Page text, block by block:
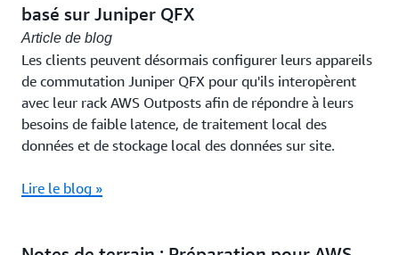
basé sur Juniper QFX
Article de blog
Les clients peuvent désormais configurer leurs appareils
de commutation Juniper QFX pour qu'ils interopèrent
avec leur rack AWS Outposts afin de répondre à leurs
besoins de faible latence, de traitement local des
données et de stockage local des données sur site.
Lire le blog »